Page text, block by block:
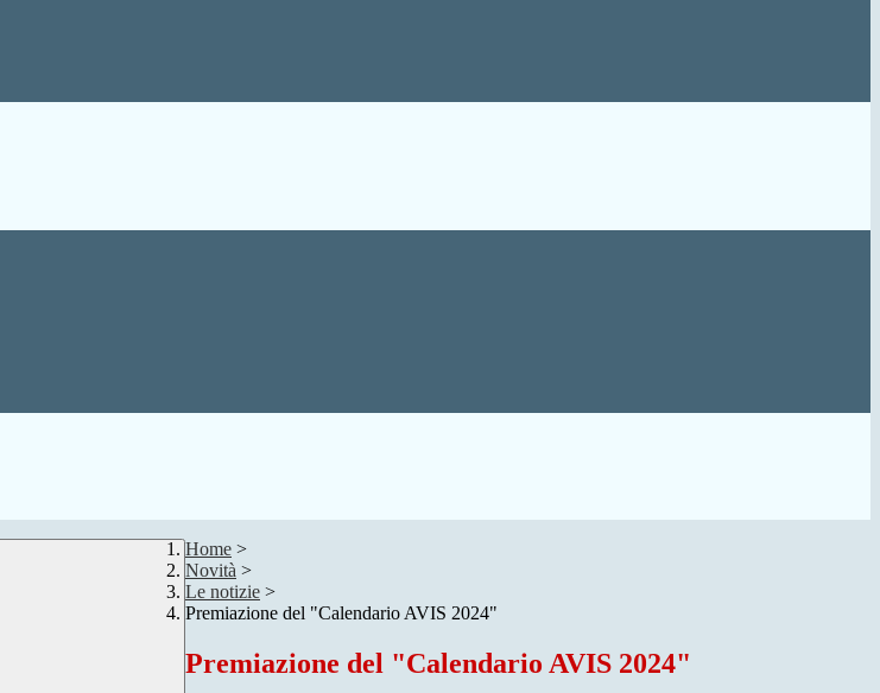
Home >
Novità >
Le notizie >
Premiazione del "Calendario AVIS 2024"
Premiazione del "Calendario AVIS 2024"